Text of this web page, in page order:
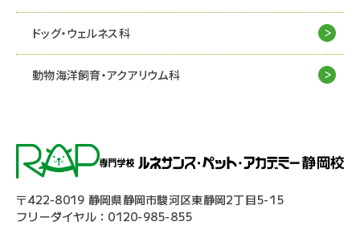
ドッグ・ウェルネス科
動物海洋飼育・アクアリウム科
〒422-8019 静岡県静岡市駿河区東静岡2丁目5-15
フリーダイヤル：0120-985-855